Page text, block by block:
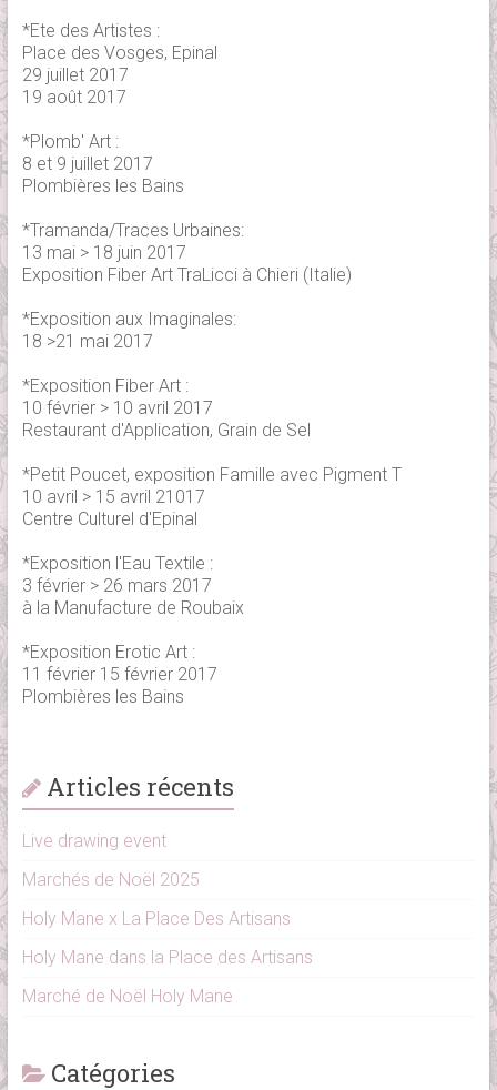
*Ete des Artistes :
Place des Vosges, Epinal
29 juillet 2017
19 août 2017
*Plomb' Art :
8 et 9 juillet 2017
Plombières les Bains
*Tramanda/Traces Urbaines:
13 mai > 18 juin 2017
Exposition Fiber Art TraLicci à Chieri (Italie)
*Exposition aux Imaginales:
18 >21 mai 2017
*Exposition Fiber Art :
10 février > 10 avril 2017
Restaurant d'Application, Grain de Sel
*Petit Poucet, exposition Famille avec Pigment T
10 avril > 15 avril 21017
Centre Culturel d'Epinal
*Exposition l'Eau Textile :
3 février > 26 mars 2017
à la Manufacture de Roubaix
*Exposition Erotic Art :
11 février 15 février 2017
Plombières les Bains
Articles récents
Live drawing event
Marchés de Noël 2025
Holy Mane x La Place Des Artisans
Holy Mane dans la Place des Artisans
Marché de Noël Holy Mane
Catégories